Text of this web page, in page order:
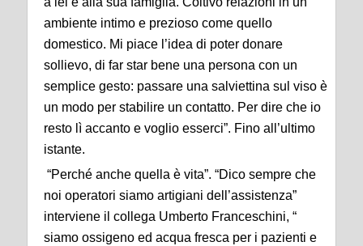
ambiente intimo e prezioso come quello
domestico. Mi piace l’idea di poter donare
sollievo, di far star bene una persona con un
semplice gesto: passare una salviettina sul viso è
un modo per stabilire un contatto. Per dire che io
resto lì accanto e voglio esserci”. Fino all’ultimo
istante.
“Perché anche quella è vita”. “Dico sempre che
noi operatori siamo artigiani dell’assistenza”
interviene il collega Umberto Franceschini, “
siamo ossigeno ed acqua fresca per i pazienti e